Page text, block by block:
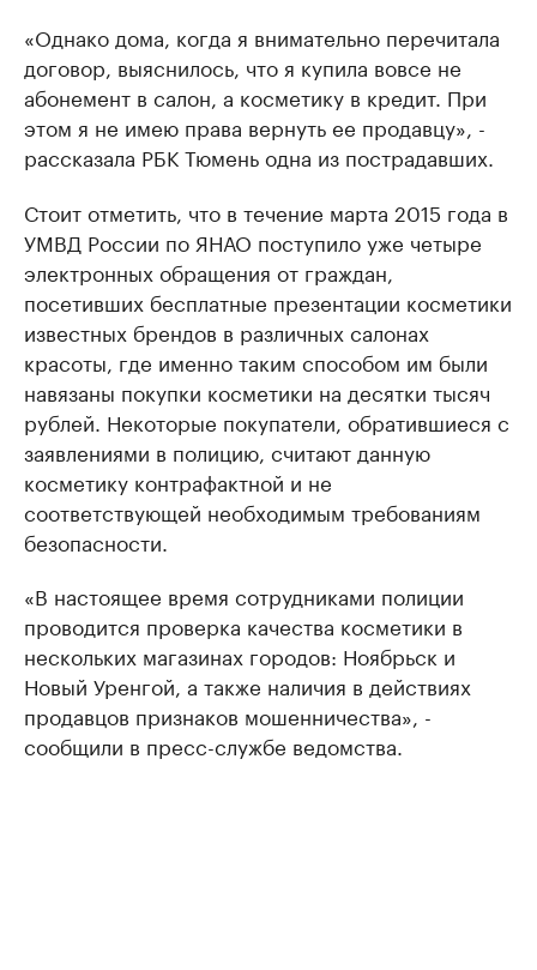
«Однако дома, когда я внимательно перечитала
договор, выяснилось, что я купила вовсе не
абонемент в салон, а косметику в кредит. При
этом я не имею права вернуть ее продавцу», -
рассказала РБК Тюмень одна из пострадавших.
Стоит отметить, что в течение марта 2015 года в
УМВД России по ЯНАО поступило уже четыре
электронных обращения от граждан,
посетивших бесплатные презентации косметики
известных брендов в различных салонах
красоты, где именно таким способом им были
навязаны покупки косметики на десятки тысяч
рублей. Некоторые покупатели, обратившиеся с
заявлениями в полицию, считают данную
косметику контрафактной и не
соответствующей необходимым требованиям
безопасности.
«В настоящее время сотрудниками полиции
проводится проверка качества косметики в
нескольких магазинах городов: Ноябрьск и
Новый Уренгой, а также наличия в действиях
продавцов признаков мошенничества», -
сообщили в пресс-службе ведомства.